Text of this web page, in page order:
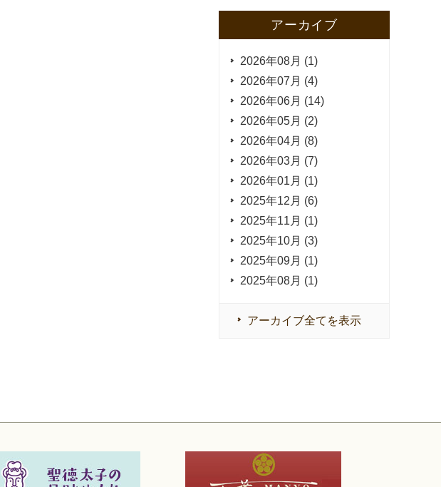
アーカイブ
2026年08月 (1)
2026年07月 (4)
2026年06月 (14)
2026年05月 (2)
2026年04月 (8)
2026年03月 (7)
2026年01月 (1)
2025年12月 (6)
2025年11月 (1)
2025年10月 (3)
2025年09月 (1)
2025年08月 (1)
アーカイブ全てを表示